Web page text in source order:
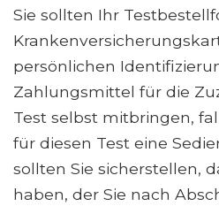
Sie sollten Ihr
persönlichen
Zahlungsmittel für die
Test selbst mitbringen,
für diesen Test eine
sollten Sie sicherstellen,
haben, der Sie nach